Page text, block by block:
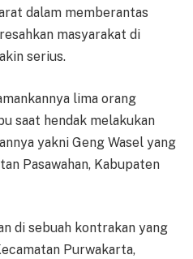
dalam memberantas
masyarakat di
serius.
lima orang
saat hendak melakukan
yakni Geng Wasel yang
Pasawahan, Kabupaten
di sebuah kontrakan yang
Purwakarta,